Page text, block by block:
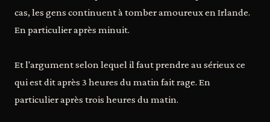
cas, les gens continuent à tomber amoureux en Irlande.
En particulier après minuit.
Et l'argument selon lequel il faut prendre au sérieux ce
qui est dit après 3 heures du matin fait rage. En
particulier après trois heures du matin.